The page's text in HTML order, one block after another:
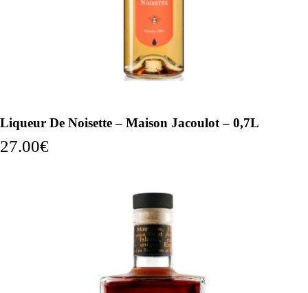
Liqueur De Noisette – Maison Jacoulot – 0,7L
27.00€